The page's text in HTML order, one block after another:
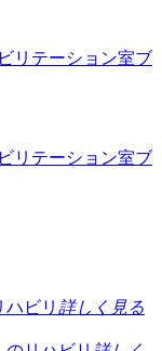
リテーション室ブ
リテーション室ブ
ビリ 詳しく見る